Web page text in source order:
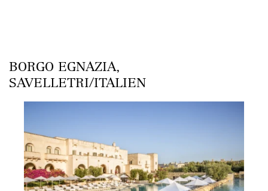
BORGO EGNAZIA,
SAVELLETRI/ITALIEN